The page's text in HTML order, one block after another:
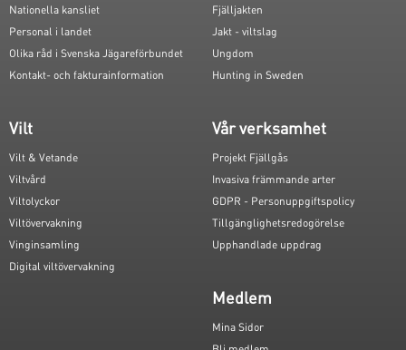
Nationella kansliet
Personal i landet
Olika råd i Svenska Jägareförbundet
Kontakt- och fakturainformation
Fjälljakten
Jakt - viltslag
Ungdom
Hunting in Sweden
Vilt
Vilt & Vetande
Viltvård
Viltolyckor
Viltövervakning
Vinginsamling
Digital viltövervakning
Vår verksamhet
Projekt Fjällgås
Invasiva främmande arter
GDPR - Personuppgiftspolicy
Tillgänglighetsredogörelse
Upphandlade uppdrag
Medlem
Mina Sidor